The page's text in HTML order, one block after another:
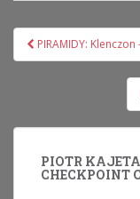
Nawigacja
wpisu
PIRAMIDY:
PIOTR
CHECKPOINT